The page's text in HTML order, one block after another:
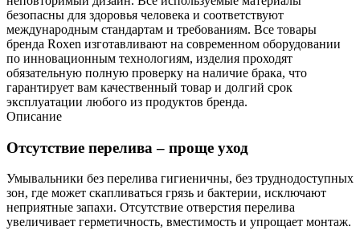
безопасны для здоровья человека и соответствуют
международным стандартам и требованиям. Все товары
бренда Roxen изготавливают на современном оборудовании
по инновационным технологиям, изделия проходят
обязательную полную проверку на наличие брака, что
гарантирует вам качественный товар и долгий срок
эксплуатации любого из продуктов бренда.
Описание
Отсутствие перелива – проще уход
Умывальники без перелива гигиеничны, без труднодоступных
зон, где может скапливаться грязь и бактерии, исключают
неприятные запахи. Отсутствие отверстия перелива
увеличивает герметичность, вместимость и упрощает монтаж.